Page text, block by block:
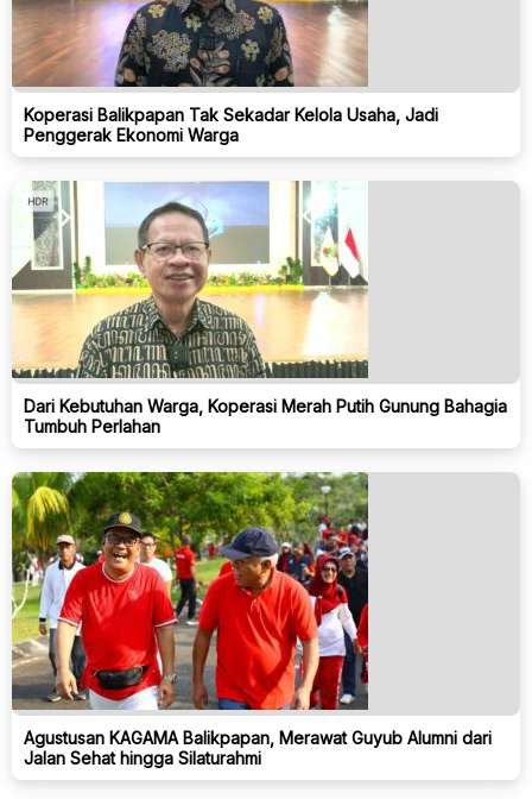
Koperasi Balikpapan Tak Sekadar Kelola Usaha, Jadi
Penggerak Ekonomi Warga
Dari Kebutuhan Warga, Koperasi Merah Putih Gunung Bahagia
Tumbuh Perlahan
Agustusan KAGAMA Balikpapan, Merawat Guyub Alumni dari
Jalan Sehat hingga Silaturahmi